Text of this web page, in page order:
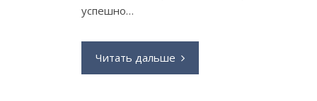
успешно…
Читать дальше